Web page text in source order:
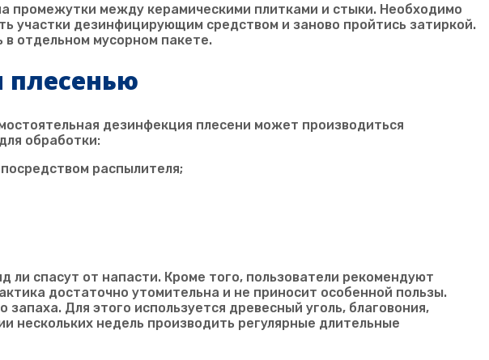
промежутки между керамическими плитками и стыки. Необходимо
участки дезинфицирующим средством и заново пройтись затиркой.
отдельном мусорном пакете.
плесенью
дезинфекция плесени может производиться
обработки:
распылителя;
спасут от напасти. Кроме того, пользователи рекомендуют
достаточно утомительна и не приносит особенной пользы.
Для этого используется древесный уголь, благовония,
нескольких недель производить регулярные длительные